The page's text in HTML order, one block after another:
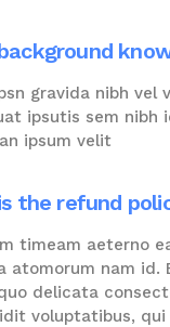
gravida nibh
ipsutis sem nibh
ipsum velit
the refund
timeam aeterno
atomorum nam id.
delicata
voluptatibus,